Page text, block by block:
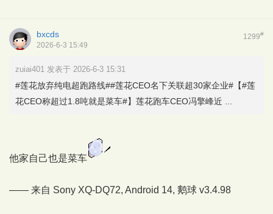
1299#
bxcds
2026-6-3 15:49
zuiai401 发表于 2026-6-3 15:31
#莲花放弃纯电超跑路线##莲花CEO名下关联超30家企业#【#莲
花CEO称超过1.8吨就是菜车#】莲花跑车CEO冯擎峰近 ...
他家自己也是菜车
—— 来自 Sony XQ-DQ72, Android 14, 鹅球 v3.4.98